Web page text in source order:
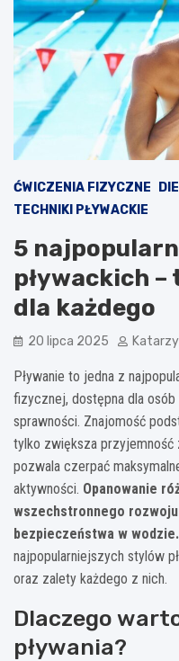
ĆWICZENIA FIZYCZNE
TECHNIKI PŁYWACKIE
5
pływackich
dla każdego
20 lipca 2025
Pływanie to jedna z
fizycznej, dostępna dla
sprawności. Znajomość
tylko zwiększa przyjemność
pozwala czerpać
aktywności. Opanowanie
wszechstronnego
bezpieczeństwa w wodzie.
najpopularniejszych stylów
oraz zalety każdego z nich.
Dlaczego
pływania?